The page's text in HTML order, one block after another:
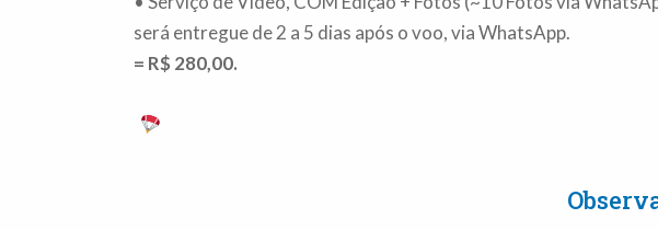
será entregue de 2 a 5 dias após o voo, via WhatsApp.
= R$ 280,00.